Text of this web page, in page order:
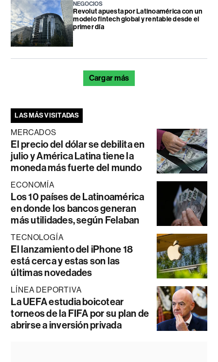
NEGOCIOS
Revolut apuesta por Latinoamérica con un
modelo fintech global y rentable desde el
primer día
Cargar más
LAS MÁS VISITADAS
MERCADOS
El precio del dólar se debilita en
julio y América Latina tiene la
moneda más fuerte del mundo
ECONOMÍA
Los 10 países de Latinoamérica
en donde los bancos generan
más utilidades, según Felaban
TECNOLOGÍA
El lanzamiento del iPhone 18
está cerca y estas son las
últimas novedades
LÍNEA DEPORTIVA
La UEFA estudia boicotear
torneos de la FIFA por su plan de
abrirse a inversión privada